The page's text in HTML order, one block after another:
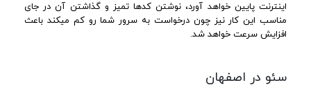
اینترنت پایین خواهد آورد، نوشتن کدها تمیز و گذاشتن آن در جای
مناسب این کار نیز چون درخواست به سرور شما رو کم میکند باعث
افزایش سرعت خواهد شد.
سئو در اصفهان